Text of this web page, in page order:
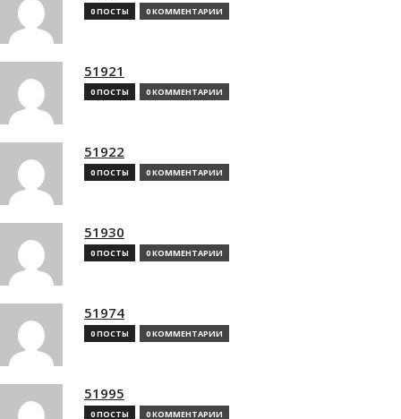
0 ПОСТЫ 0 КОММЕНТАРИИ
51921
0 ПОСТЫ 0 КОММЕНТАРИИ
51922
0 ПОСТЫ 0 КОММЕНТАРИИ
51930
0 ПОСТЫ 0 КОММЕНТАРИИ
51974
0 ПОСТЫ 0 КОММЕНТАРИИ
51995
0 ПОСТЫ 0 КОММЕНТАРИИ